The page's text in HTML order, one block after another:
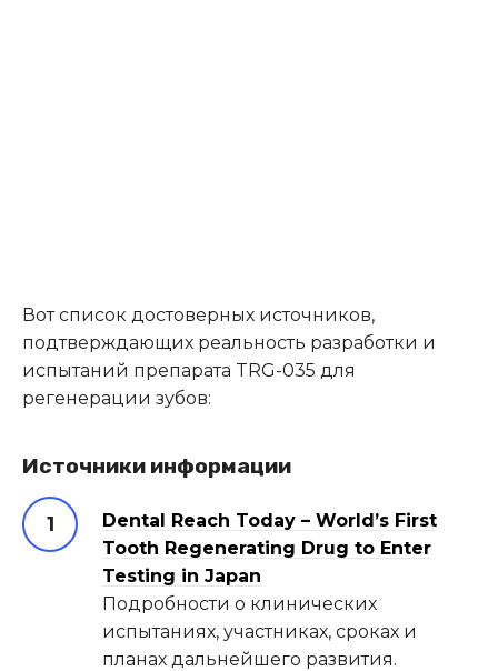
Вот список достоверных источников,
подтверждающих реальность разработки и
испытаний препарата TRG-035 для
регенерации зубов:
Источники информации
Dental Reach Today – World’s First
Tooth Regenerating Drug to Enter
Testing in Japan
Подробности о клинических
испытаниях, участниках, сроках и
планах дальнейшего развития.